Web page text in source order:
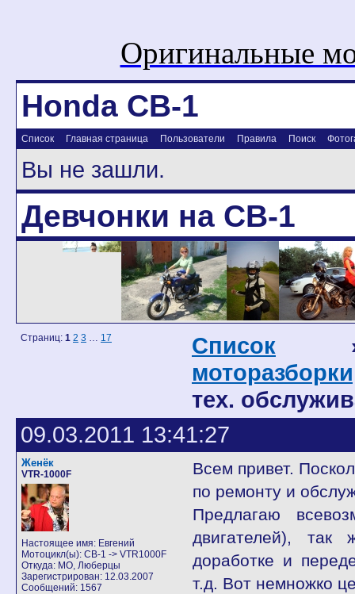
Оригинальные
Honda CB-1
Список Главная страница Пользователи Правила Поиск
Вы не зашли.
Девчонки на CB-1
Страниц: 1 2 3 … 17 Список
тех.
09.03.2011 13:41:27
Женёк
VTR-1000F
Настоящее имя: Евгений
Мотоцикл(ы): CB-1 -> VTR1000F
Откуда: МО, Люберцы
Зарегистрирован: 12.03.2007
Сообщений: 1567
Всем привет.
по ремонту и
Предлагаю
двигателей), так
доработке и
т.д. Вот немножко